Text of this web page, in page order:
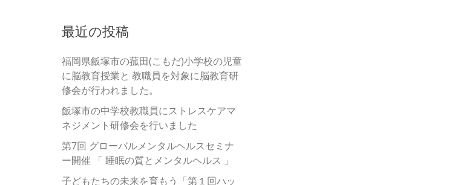
最近の投稿
福岡県飯塚市の菰田(こもだ)小学校の児童
に脳教育授業と 教職員を対象に脳教育研
修会が行われました。
飯塚市の中学校教職員にストレスケアマ
ネジメント研修会を行いました
第7回 グローバルメンタルヘルスセミナ
ー開催 「 睡眠の質とメンタルヘルス 」
子どもたちの未来を育もう「第１回ハッ